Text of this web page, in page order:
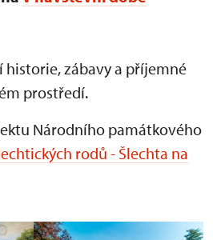
zábavy a příjemné
prostředí.
Národního památkového
rodů - Šlechta na